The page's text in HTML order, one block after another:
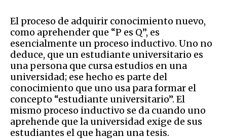
El proceso de adquirir conocimiento nuevo,
como aprehender que “P es Q”, es
esencialmente un proceso inductivo. Uno no
deduce, que un estudiante universitario es
una persona que cursa estudios en una
universidad; ese hecho es parte del
conocimiento que uno usa para formar el
concepto “estudiante universitario”. El
mismo proceso inductivo se da cuando uno
aprehende que la universidad exige de sus
estudiantes el que hagan una tesis.